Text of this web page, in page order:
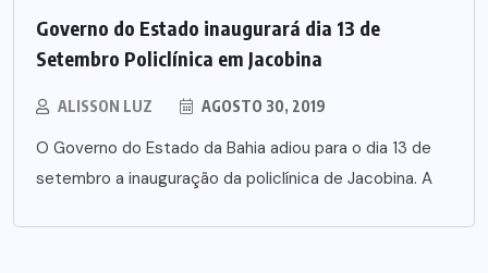
Governo do Estado inaugurará dia 13 de
Setembro Policlínica em Jacobina
ALISSON LUZ AGOSTO 30, 2019
O Governo do Estado da Bahia adiou para o dia 13 de
setembro a inauguração da policlínica de Jacobina. A